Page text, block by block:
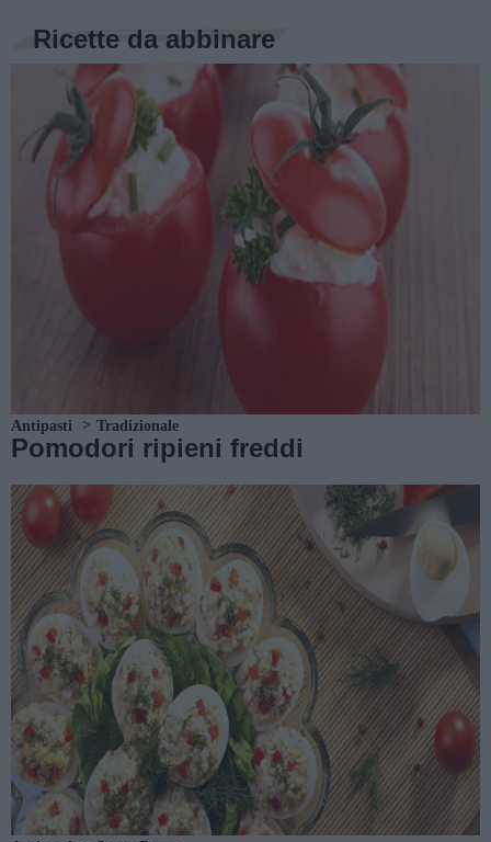
Ricette da abbinare
Antipasti Tradizionale
Pomodori ripieni freddi